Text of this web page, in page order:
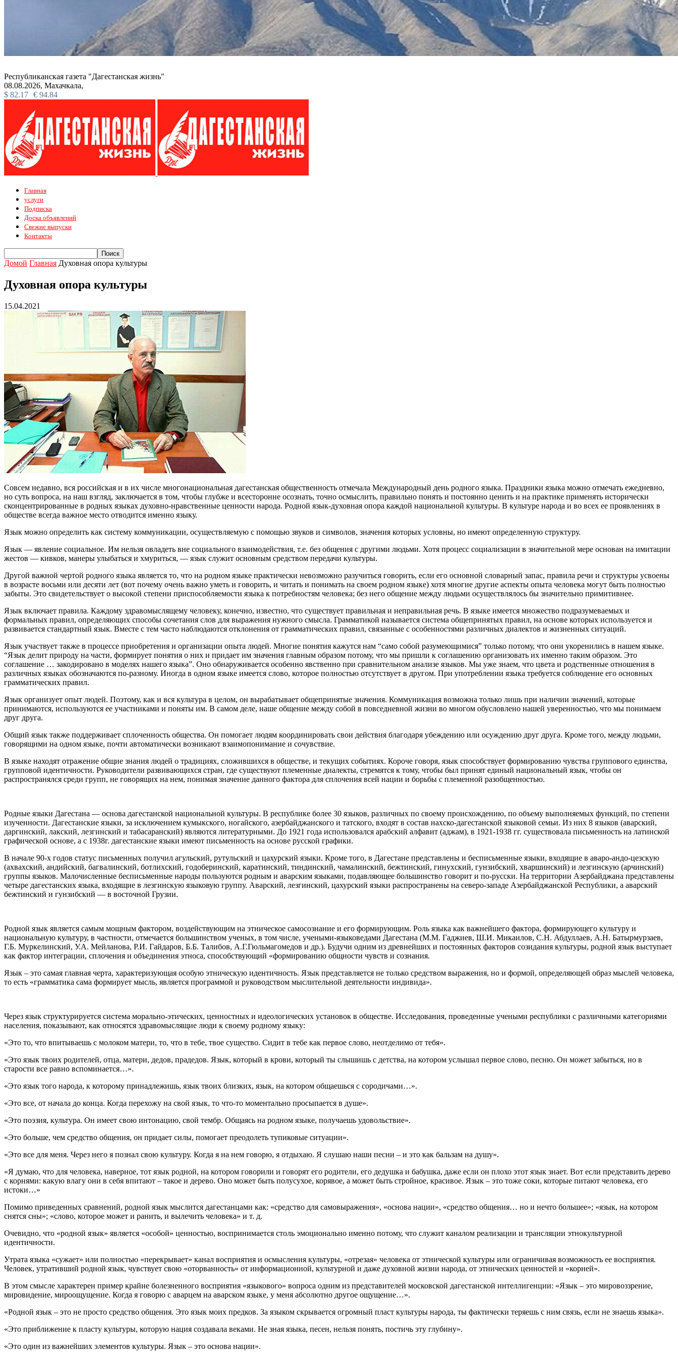
Республиканская газета "Дагестанская жизнь"
08.08.2026, Махачкала,
$ 82.17 € 94.84
Главная
услуги
Подписка
Доска объявлений
Свежие выпуски
Контакты
Домой Главная Духовная опора культуры
Духовная опора культуры
15.04.2021
Совсем недавно, вся российская и в их числе многонациональная дагестанская общественность отмечала Международный день родного языка. Праздники языка можно отмечать ежедневно,
но суть вопроса, на наш взгляд, заключается в том, чтобы глубже и всесторонне осознать, точно осмыслить, правильно понять и постоянно ценить и на практике применять исторически
сконцентрированные в родных языках духовно-нравственные ценности народа. Родной язык-духовная опора каждой национальной культуры. В культуре народа и во всех ее проявлениях в
обществе всегда важное место отводится именно языку.
Язык можно определить как систему коммуникации, осуществляемую с помощью звуков и символов, значения которых условны, но имеют определенную структуру.
Язык — явление социальное. Им нельзя овладеть вне социального взаимодействия, т.е. без общения с другими людьми. Хотя процесс социализации в значительной мере основан на имитации
жестов — кивков, манеры улыбаться и хмуриться, — язык служит основным средством передачи культуры.
Другой важной чертой родного языка является то, что на родном языке практически невозможно разучиться говорить, если его основной словарный запас, правила речи и структуры усвоены
в возрасте восьми или десяти лет (вот почему очень важно уметь и говорить, и читать и понимать на своем родном языке) хотя многие другие аспекты опыта человека могут быть полностью
забыты. Это свидетельствует о высокой степени приспособляемости языка к потребностям человека; без него общение между людьми осуществлялось бы значительно примитивнее.
Язык включает правила. Каждому здравомыслящему человеку, конечно, известно, что существует правильная и неправильная речь. В языке имеется множество подразумеваемых и
формальных правил, определяющих способы сочетания слов для выражения нужного смысла. Грамматикой называется система общепринятых правил, на основе которых используется и
развивается стандартный язык. Вместе с тем часто наблюдаются отклонения от грамматических правил, связанные с особенностями различных диалектов и жизненных ситуаций.
Язык участвует также в процессе приобретения и организации опыта людей. Многие понятия кажутся нам “само собой разумеющимися” только потому, что они укоренились в нашем языке.
“Язык делит природу на части, формирует понятия о них и придает им значения главным образом потому, что мы пришли к соглашению организовать их именно таким образом. Это
соглашение … закодировано в моделях нашего языка”. Оно обнаруживается особенно явственно при сравнительном анализе языков. Мы уже знаем, что цвета и родственные отношения в
различных языках обозначаются по-разному. Иногда в одном языке имеется слово, которое полностью отсутствует в другом. При употреблении языка требуется соблюдение его основных
грамматических правил.
Язык организует опыт людей. Поэтому, как и вся культура в целом, он вырабатывает общепринятые значения. Коммуникация возможна только лишь при наличии значений, которые
принимаются, используются ее участниками и поняты им. В самом деле, наше общение между собой в повседневной жизни во многом обусловлено нашей уверенностью, что мы понимаем
друг друга.
Общий язык также поддерживает сплоченность общества. Он помогает людям координировать свои действия благодаря убеждению или осуждению друг друга. Кроме того, между людьми,
говорящими на одном языке, почти автоматически возникают взаимопонимание и сочувствие.
В языке находят отражение общие знания людей о традициях, сложившихся в обществе, и текущих событиях. Короче говоря, язык способствует формированию чувства группового единства,
групповой идентичности. Руководители развивающихся стран, где существуют племенные диалекты, стремятся к тому, чтобы был принят единый национальный язык, чтобы он
распространялся среди групп, не говорящих на нем, понимая значение данного фактора для сплочения всей нации и борьбы с племенной разобщенностью.
Родные языки Дагестана — основа дагестанской национальной культуры. В республике более 30 языков, различных по своему происхождению, по объему выполняемых функций, по степени
изученности. Дагестанские языки, за исключением кумыкского, ногайского, азербайджанского и татского, входят в состав нахско-дагестанской языковой семьи. Из них 8 языков (аварский,
даргинский, лакский, лезгинский и табасаранский) являются литературными. До 1921 года использовался арабский алфавит (аджам), в 1921-1938 гг. существовала письменность на латинской
графической основе, а с 1938г. дагестанские языки имеют письменность на основе русской графики.
В начале 90-х годов статус письменных получил агульский, рутульский и цахурский языки. Кроме того, в Дагестане представлены и бесписьменные языки, входящие в аваро-андо-цезскую
(ахвахский, андийский, багвалинский, ботлихский, годоберинский, каратинский, тиндинский, чамалинский, бежтинский, гинухский, гунзибский, хваршинский) и лезгинскую (арчинский)
группы языков. Малочисленные бесписьменные народы пользуются родным и аварским языками, подавляющее большинство говорит и по-русски. На территории Азербайджана представлены
четыре дагестанских языка, входящие в лезгинскую языковую группу. Аварский, лезгинский, цахурский языки распространены на северо-западе Азербайджанской Республики, а аварский
бежтинский и гунзибский — в восточной Грузии.
Родной язык является самым мощным фактором, воздействующим на этническое самосознание и его формирующим. Роль языка как важнейшего фактора, формирующего культуру и
национальную культуру, в частности, отмечается большинством ученых, в том числе, учеными-языковедами Дагестана (М.М. Гаджиев, Ш.И. Микаилов, С.Н. Абдуллаев, А.Н. Батырмурзаев,
Г.Б. Муркелинский, У.А. Мейланова, Р.И. Гайдаров, Б.Б. Талибов, А.Г.Гюльмагомедов и др.). Будучи одним из древнейших и постоянных факторов созидания культуры, родной язык выступает
как фактор интеграции, сплочения и объединения этноса, способствующий «формированию общности чувств и сознания.
Язык – это самая главная черта, характеризующая особую этническую идентичность. Язык представляется не только средством выражения, но и формой, определяющей образ мыслей человека,
то есть «грамматика сама формирует мысль, является программой и руководством мыслительной деятельности индивида».
Через язык структурируется система морально-этических, ценностных и идеологических установок в обществе. Исследования, проведенные учеными республики с различными категориями
населения, показывают, как относятся здравомыслящие люди к своему родному языку:
«Это то, что впитываешь с молоком матери, то, что в тебе, твое существо. Сидит в тебе как первое слово, неотделимо от тебя».
«Это язык твоих родителей, отца, матери, дедов, прадедов. Язык, который в крови, который ты слышишь с детства, на котором услышал первое слово, песню. Он может забыться, но в
старости все равно вспоминается…».
«Это язык того народа, к которому принадлежишь, язык твоих близких, язык, на котором общаешься с сородичами…».
«Это все, от начала до конца. Когда перехожу на свой язык, то что-то моментально просыпается в душе».
«Это поэзия, культура. Он имеет свою интонацию, свой тембр. Общаясь на родном языке, получаешь удовольствие».
«Это больше, чем средство общения, он придает силы, помогает преодолеть тупиковые ситуации».
«Это все для меня. Через него я познал свою культуру. Когда я на нем говорю, я отдыхаю. Я слушаю наши песни – и это как бальзам на душу».
«Я думаю, что для человека, наверное, тот язык родной, на котором говорили и говорят его родители, его дедушка и бабушка, даже если он плохо этот язык знает. Вот если представить дерево
с корнями: какую влагу они в себя впитают – такое и дерево. Оно может быть полусухое, корявое, а может быть стройное, красивое. Язык – это тоже соки, которые питают человека, его
истоки…»
Помимо приведенных сравнений, родной язык мыслится дагестанцами как: «средство для самовыражения», «основа нации», «средство общения… но и нечто большее»; «язык, на котором
снятся сны»; «слово, которое может и ранить, и вылечить человека» и т. д.
Очевидно, что «родной язык» является «особой» ценностью, воспринимается столь эмоционально именно потому, что служит каналом реализации и трансляции этнокультурной
идентичности.
Утрата языка «сужает» или полностью «перекрывает» канал восприятия и осмысления культуры, «отрезая» человека от этнической культуры или ограничивая возможность ее восприятия.
Человек, утративший родной язык, чувствует свою «оторванность» от информационной, культурной и даже духовной жизни народа, от этнических ценностей и «корней».
В этом смысле характерен пример крайне болезненного восприятия «языкового» вопроса одним из представителей московской дагестанской интеллигенции: «Язык – это мировоззрение,
мировидение, мироощущение. Когда я говорю с аварцем на аварском языке, у меня абсолютно другое ощущение…».
«Родной язык – это не просто средство общения. Это язык моих предков. За языком скрывается огромный пласт культуры народа, ты фактически теряешь с ним связь, если не знаешь языка».
«Это приближение к пласту культуры, которую нация создавала веками. Не зная языка, песен, нельзя понять, постичь эту глубину».
«Это один из важнейших элементов культуры. Язык – это основа нации».